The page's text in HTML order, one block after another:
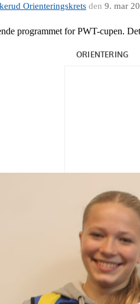
Orienteringskrets den 9. mar
programmet for PWT-cupen.